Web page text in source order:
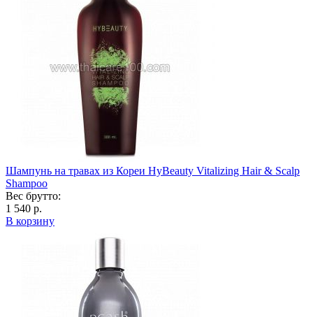
Шампунь на травах из Кореи HyBeauty Vitalizing Hair & Scalp
Shampoo
Вес брутто:
1 540 р.
В корзину